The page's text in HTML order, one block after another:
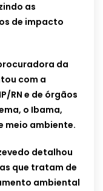
as
de impacto
da
com a
RN e de órgãos
o Ibama,
meio ambiente.
detalhou
que tratam de
ambiental